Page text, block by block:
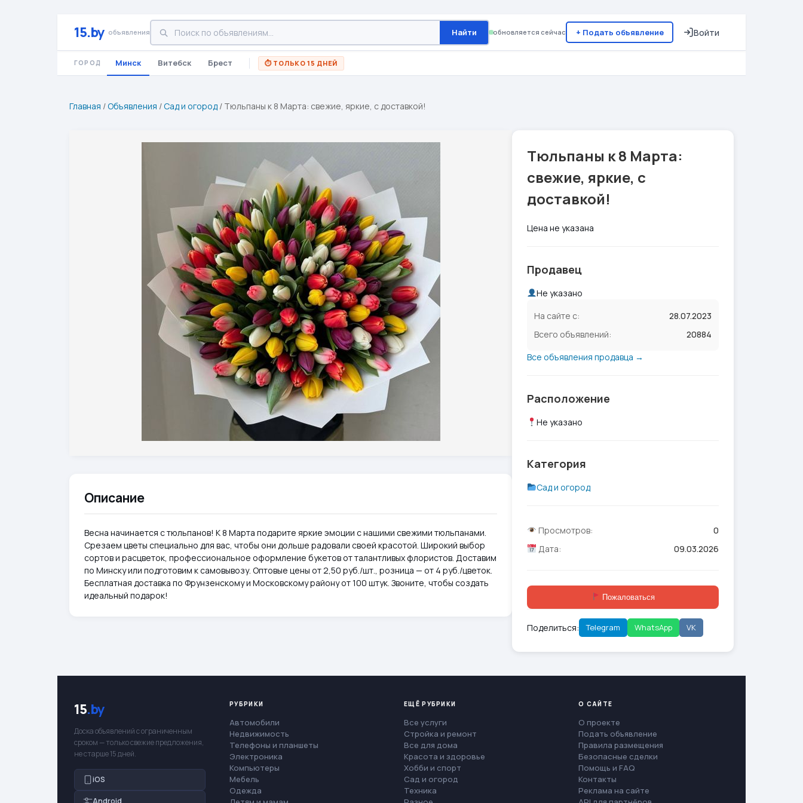
15.by объявления Найти обновляется сейчас + Подать объявление Войти
ГОРОД Минск Витебск Брест ⏱ ТОЛЬКО 15 ДНЕЙ
Главная /Объявления / Сад и огород / Тюльпаны к 8 Марта: свежие, яркие, с доставкой!
Описание
Весна начинается с тюльпанов! К 8 Марта подарите яркие эмоции с нашими свежими тюльпанами.
Срезаем цветы специально для вас, чтобы они дольше радовали своей красотой. Широкий выбор
сортов и расцветок, профессиональное оформление букетов от талантливых флористов. Доставим
по Минску или подготовим к самовывозу. Оптовые цены от 2,50 руб./шт., розница — от 4 руб./цветок.
Бесплатная доставка по Фрунзенскому и Московскому району от 100 штук. Звоните, чтобы создать
идеальный подарок!
Тюльпаны к 8 Марта:
свежие, яркие, с
доставкой!
Цена не указана
Продавец
Не указано
На сайте с:
28.07.2023
Всего объявлений:
20884
Все объявления продавца →
Расположение
Не указано
Категория
Сад и огород
Просмотров:
0
Дата:
09.03.2026
Пожаловаться
Поделиться: Telegram WhatsApp VK
15.by
Доска объявлений с ограниченным
сроком — только свежие предложения,
не старше 15 дней.
iOS
Android
РУБРИКИ
Автомобили
Недвижимость
Телефоны и планшеты
Электроника
Компьютеры
Мебель
Одежда
ЕЩЁ РУБРИКИ
Все услуги
Стройка и ремонт
Все для дома
Красота и здоровье
Хобби и спорт
Сад и огород
Техника
О САЙТЕ
О проекте
Подать объявление
Правила размещения
Безопасные сделки
Помощь и FAQ
Контакты
Реклама на сайте